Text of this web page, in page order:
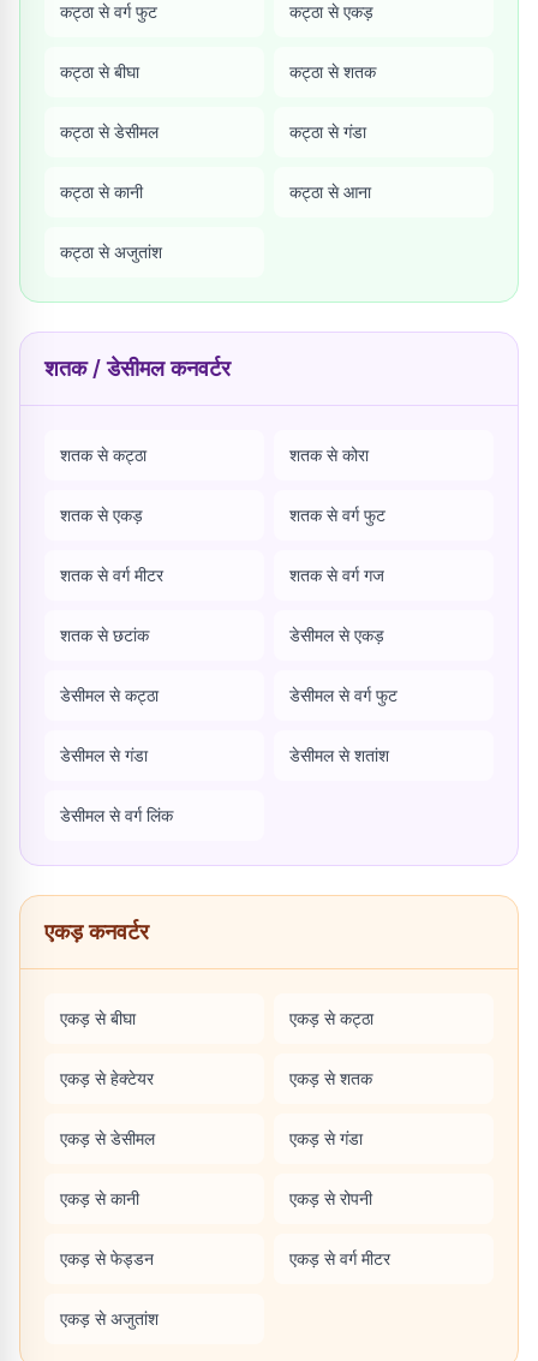
कट्ठा से वर्ग फुट कट्ठा से एकड़
कट्ठा से बीघा कट्ठा से शतक
कट्ठा से डेसीमल कट्ठा से गंडा
कट्ठा से कानी कट्ठा से आना
कट्ठा से अजुतांश
शतक / डेसीमल कनवर्टर
शतक से कट्ठा शतक से कोरा
शतक से एकड़ शतक से वर्ग फुट
शतक से वर्ग मीटर शतक से वर्ग गज
शतक से छटांक डेसीमल से एकड़
डेसीमल से कट्ठा डेसीमल से वर्ग फुट
डेसीमल से गंडा डेसीमल से शतांश
डेसीमल से वर्ग लिंक
एकड़ कनवर्टर
एकड़ से बीघा एकड़ से कट्ठा
एकड़ से हेक्टेयर एकड़ से शतक
एकड़ से डेसीमल एकड़ से गंडा
एकड़ से कानी एकड़ से रोपनी
एकड़ से फेड्डन एकड़ से वर्ग मीटर
एकड़ से अजुतांश